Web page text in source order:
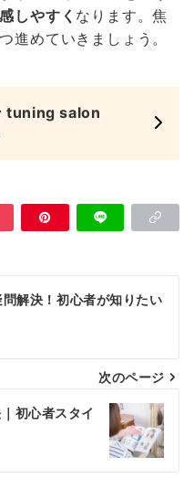
しやすく なります。焦
進めていきましょう。
tuning salon
解決！初心者が知りたい
次のページ
初心者スタイ